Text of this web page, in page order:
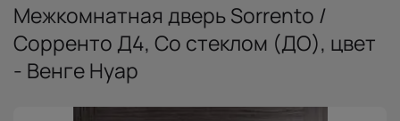
Межкомнатная дверь Sorrento /
Сорренто Д4, Со стеклом (ДО), цвет
- Венге Нуар